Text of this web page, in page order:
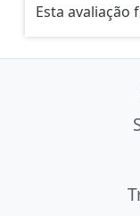
Esta avaliação